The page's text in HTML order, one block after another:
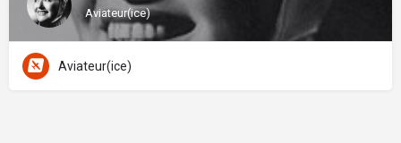
Aviateur(ice)
Aviateur(ice)